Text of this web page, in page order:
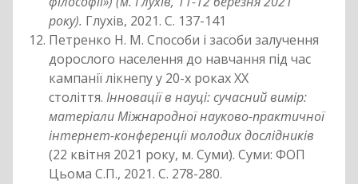
року). Глухів, 2021. С. 137-141
Петренко Н. М. Способи і засоби залучення
дорослого населення до навчання під час
кампанії лікнепу у 20-х роках ХХ
століття. Інновації в науці: сучасний вимір:
матеріали Міжнародної науково-практичної
інтернет-конференції молодих дослідників
(22 квітня 2021 року, м. Суми). Суми: ФОП
Цьома С.П., 2021. С. 278-280.